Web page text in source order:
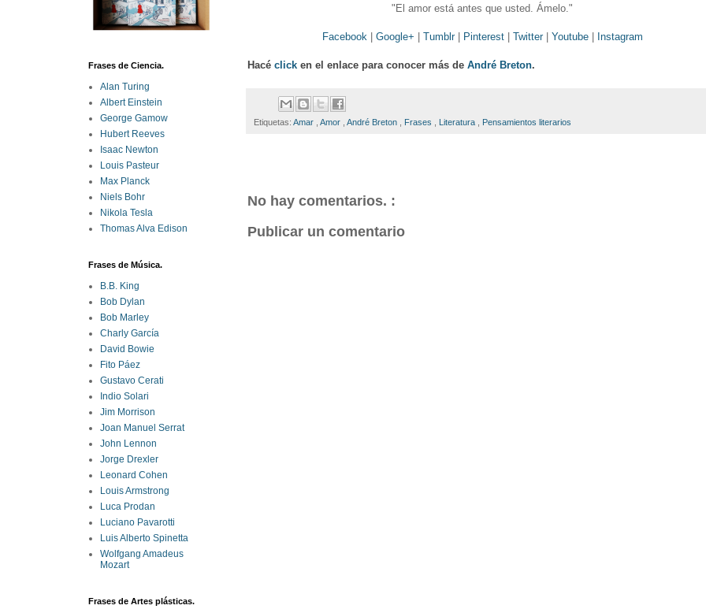
"El amor está antes que usted. Ámelo. "
Facebook | Google+ | Tumblr| Pinterest| Twitter| Youtube| Instagram
Hacé click en el enlace para conocer más de André Breton.
Etiquetas: Amar Amor André Breton Frases Literatura Pensamientos literarios
No hay comentarios. :
Publicar un comentario
Frases de Ciencia.
Alan Turing
Albert Einstein
George Gamow
Hubert Reeves
Isaac Newton
Louis Pasteur
Max Planck
Niels Bohr
Nikola Tesla
Thomas Alva Edison
Frases de Música.
B.B. King
Bob Dylan
Bob Marley
Charly García
David Bowie
Fito Páez
Gustavo Cerati
Indio Solari
Jim Morrison
Joan Manuel Serrat
John Lennon
Jorge Drexler
Leonard Cohen
Louis Armstrong
Luca Prodan
Luciano Pavarotti
Luis Alberto Spinetta
Wolfgang Amadeus
Mozart
Frases de Artes plásticas.